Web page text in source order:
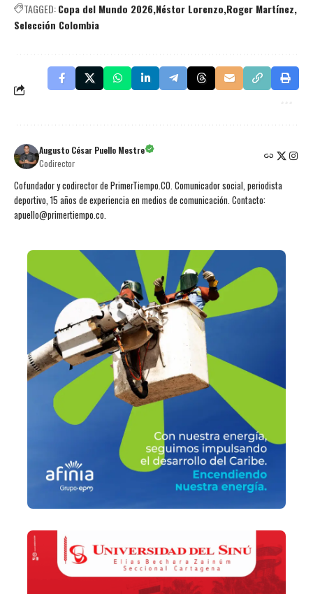
TAGGED:Copa del Mundo 2026 Néstor Lorenzo Roger Martínez
Selección Colombia
Augusto César Puello Mestre
Codirector
Cofundador y codirector de PrimerTiempo.CO. Comunicador social, periodista
deportivo, 15 años de experiencia en medios de comunicación. Contacto:
apuello@primertiempo.co.